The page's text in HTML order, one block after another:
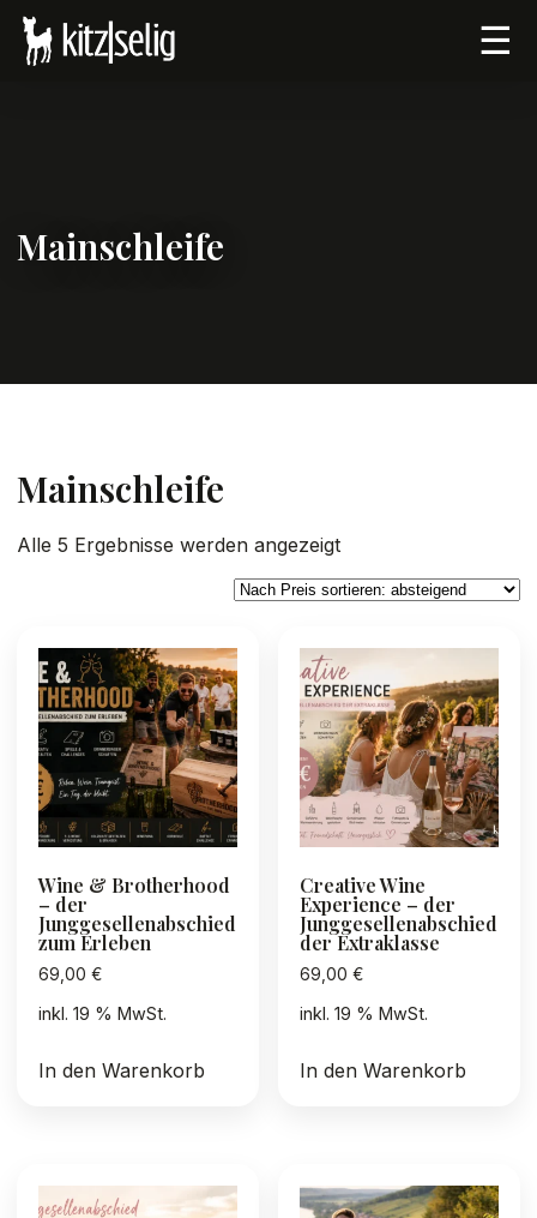
☰
Mainschleife
Mainschleife
Alle 5 Ergebnisse werden angezeigtNach
Preis
sortiert:
Wine & Brotherhood
– der
Junggesellenabschied
zum Erleben
69,00 €
inkl. 19 % MwSt.
In den Warenkorb
Creative Wine
Experience – der
Junggesellenabschied
der Extraklasse
69,00€
inkl. 19 % MwSt.
In den Warenkorb